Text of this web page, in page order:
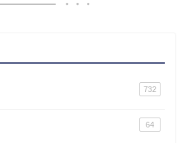
732
64